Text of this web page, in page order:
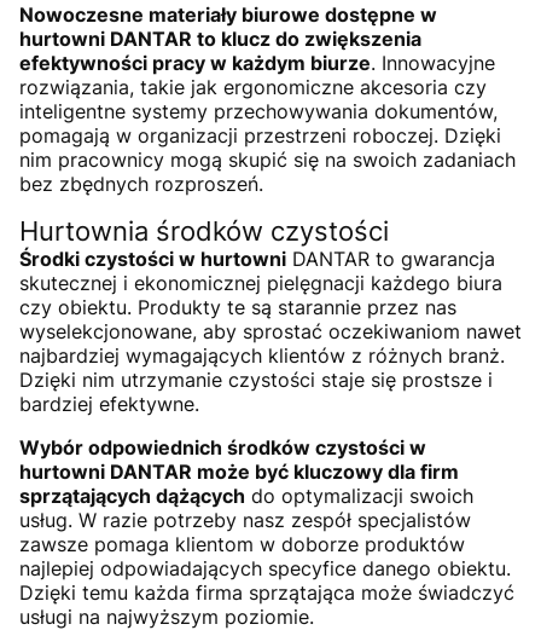
Nowoczesne materiały biurowe dostępne w
hurtowni DANTAR to klucz do zwiększenia
efektywności pracy w każdym biurze. Innowacyjne
rozwiązania, takie jak ergonomiczne akcesoria czy
inteligentne systemy przechowywania dokumentów,
pomagają w organizacji przestrzeni roboczej. Dzięki
nim pracownicy mogą skupić się na swoich zadaniach
bez zbędnych rozproszeń.
Hurtownia środków czystości
Środki czystości w hurtowni DANTAR to gwarancja
skutecznej i ekonomicznej pielęgnacji każdego biura
czy obiektu. Produkty te są starannie przez nas
wyselekcjonowane, aby sprostać oczekiwaniom nawet
najbardziej wymagających klientów z różnych branż.
Dzięki nim utrzymanie czystości staje się prostsze i
bardziej efektywne.
Wybór odpowiednich środków czystości w
hurtowni DANTAR może być kluczowy dla firm
sprzątających dążących do optymalizacji swoich
usług. W razie potrzeby nasz zespół specjalistów
zawsze pomaga klientom w doborze produktów
najlepiej odpowiadających specyfice danego obiektu.
Dzięki temu każda firma sprzątająca może świadczyć
usługi na najwyższym poziomie.